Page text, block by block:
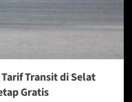
Transit di Selat
Gratis